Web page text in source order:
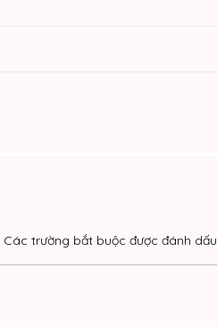
Các trường bắt buộc được đánh dấu